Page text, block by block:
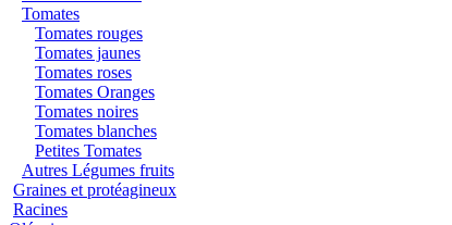
Tomates
Tomates rouges
Tomates jaunes
Tomates roses
Tomates Oranges
Tomates noires
Tomates blanches
Petites Tomates
Autres Légumes fruits
Graines et protéagineux
Racines